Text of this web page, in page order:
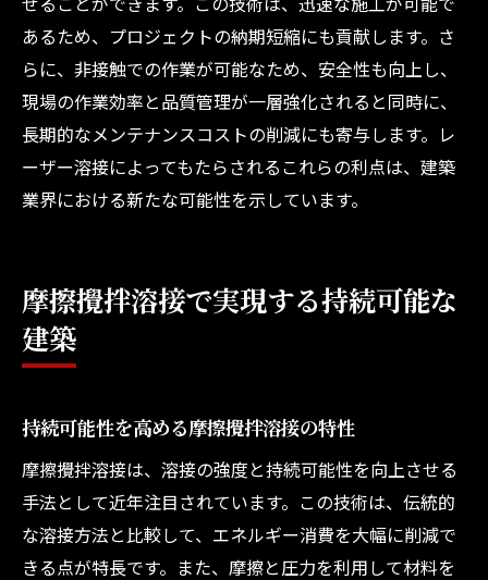
あるため、プロジェクトの納期短縮にも貢献します。さ
らに、非接触での作業が可能なため、安全性も向上し、
現場の作業効率と品質管理が一層強化されると同時に、
長期的なメンテナンスコストの削減にも寄与します。レ
ーザー溶接によってもたらされるこれらの利点は、建築
業界における新たな可能性を示しています。
摩擦攪拌溶接で実現する持続可能な
建築
持続可能性を高める摩擦攪拌溶接の特性
摩擦攪拌溶接は、溶接の強度と持続可能性を向上させる
手法として近年注目されています。この技術は、伝統的
な溶接方法と比較して、エネルギー消費を大幅に削減で
きる点が特長です。また、摩擦と圧力を利用して材料を